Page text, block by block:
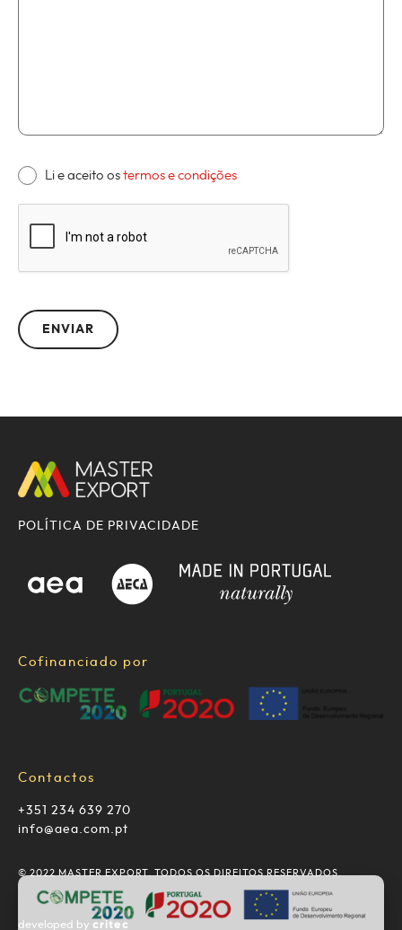
Li e aceito os termos e condições
POLÍTICA DE PRIVACIDADE
Cofinanciado por
Contactos
+351 234 639 270
info@aea.com.pt
© 2022 MASTER EXPORT. TODOS OS DIREITOS RESERVADOS.
developed by critec